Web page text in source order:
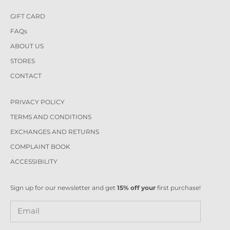
GIFT CARD
FAQs
ABOUT US
STORES
CONTACT
PRIVACY POLICY
TERMS AND CONDITIONS
EXCHANGES AND RETURNS
COMPLAINT BOOK
ACCESSIBILITY
Sign up for our newsletter and get 15% off your first purchase!